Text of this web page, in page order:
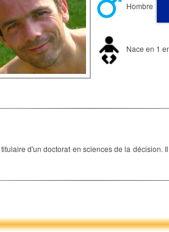
Hombre
Nace en 1
d'un doctorat en sciences de la